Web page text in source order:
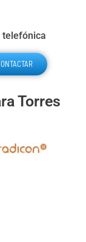
telefónica
Torres